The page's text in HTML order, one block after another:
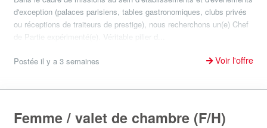
d'exception (palaces parisiens, tables gastronomiques, clubs privés
ou réceptions de traiteurs de prestige), nous recherchons un(e) Chef
de Partie expérimenté(e). Véritable pilier d...
Postée il y a 3 semaines Voir l'offre
Femme / valet de chambre (F/H)